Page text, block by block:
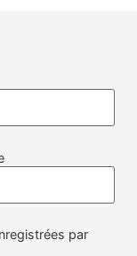
par